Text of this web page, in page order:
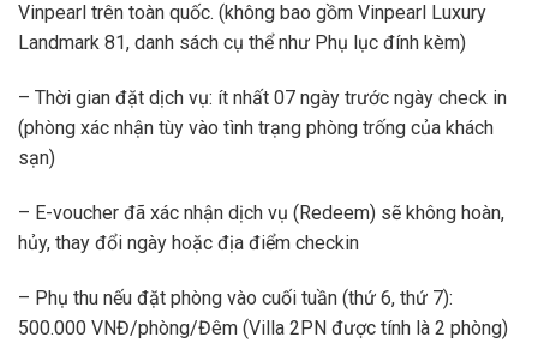
Vinpearl trên toàn quốc. (không bao gồm Vinpearl Luxury
Landmark 81, danh sách cụ thể như Phụ lục đính kèm)
– Thời gian đặt dịch vụ: ít nhất 07 ngày trước ngày check in
(phòng xác nhận tùy vào tình trạng phòng trống của khách
sạn)
– E-voucher đã xác nhận dịch vụ (Redeem) sẽ không hoàn,
hủy, thay đổi ngày hoặc địa điểm checkin
– Phụ thu nếu đặt phòng vào cuối tuần (thứ 6, thứ 7):
500.000 VNĐ/phòng/Đêm (Villa 2PN được tính là 2 phòng)